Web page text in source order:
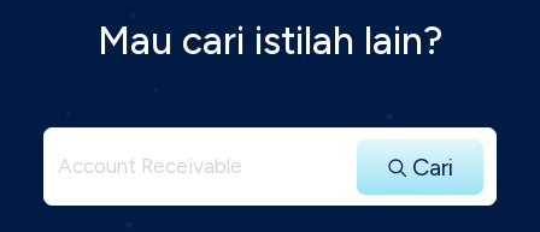
Mau cari istilah lain?
Cari